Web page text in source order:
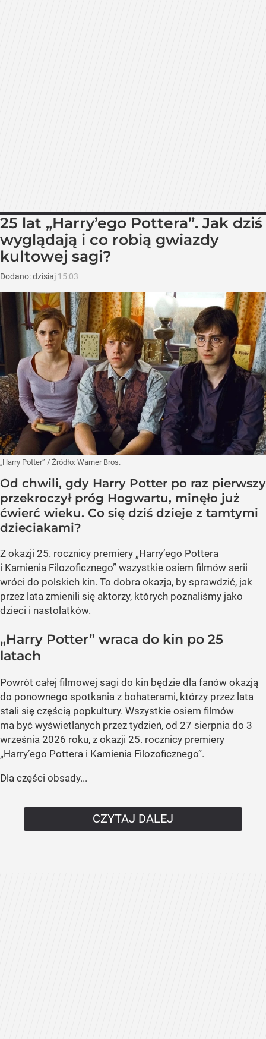
25 lat „Harry’ego Pottera”. Jak dziś
wyglądają i co robią gwiazdy
kultowej sagi?
Dodano:dzisiaj 15:03
„Harry Potter” / Źródło: Warner Bros.
Od chwili, gdy Harry Potter po raz pierwszy
przekroczył próg Hogwartu, minęło już
ćwierć wieku. Co się dziś dzieje z tamtymi
dzieciakami?
Z okazji 25. rocznicy premiery „Harry’ego Pottera
i Kamienia Filozoficznego” wszystkie osiem filmów serii
wróci do polskich kin. To dobra okazja, by sprawdzić, jak
przez lata zmienili się aktorzy, których poznaliśmy jako
dzieci i nastolatków.
„Harry Potter” wraca do kin po 25
latach
Powrót całej filmowej sagi do kin będzie dla fanów okazją
do ponownego spotkania z bohaterami, którzy przez lata
stali się częścią popkultury. Wszystkie osiem filmów
ma być wyświetlanych przez tydzień, od 27 sierpnia do 3
września 2026 roku, z okazji 25. rocznicy premiery
„Harry’ego Pottera i Kamienia Filozoficznego”.
Dla części obsady...
CZYTAJ DALEJ